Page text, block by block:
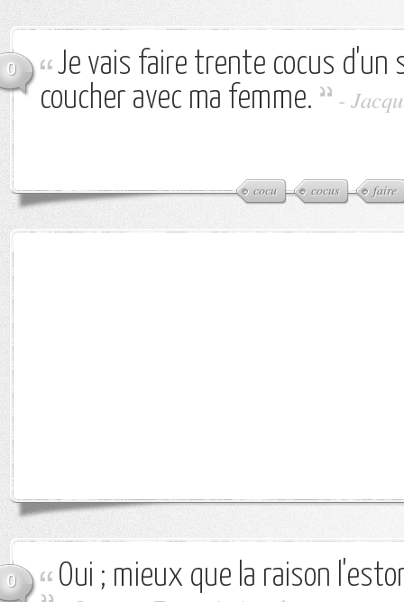
0
Je vais faire trente cocus d'un
coucher avec ma femme.
-
cocu cocus faire
0 Oui ; mieux que la raison